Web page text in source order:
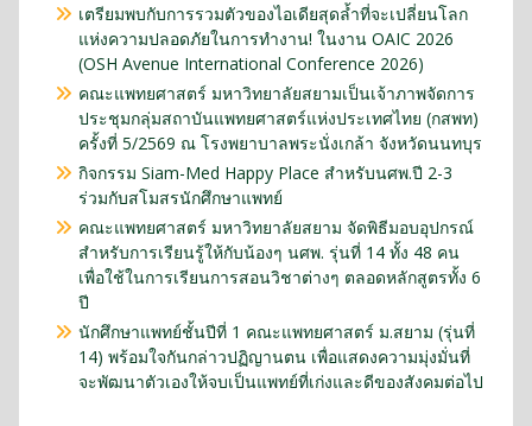
เตรียมพบกับการรวมตัวของไอเดียสุดล้ำที่จะเปลี่ยนโลก
แห่งความปลอดภัยในการทำงาน! ในงาน OAIC 2026
(OSH Avenue International Conference 2026)
คณะแพทยศาสตร์ มหาวิทยาลัยสยามเป็นเจ้าภาพจัดการ
ประชุมกลุ่มสถาบันแพทยศาสตร์แห่งประเทศไทย (กสพท)
ครั้งที่ 5/2569 ณ โรงพยาบาลพระนั่งเกล้า จังหวัดนนทบุร
กิจกรรม Siam-Med Happy Place สำหรับนศพ.ปี 2-3
ร่วมกับสโมสรนักศึกษาแพทย์
คณะแพทยศาสตร์ มหาวิทยาลัยสยาม จัดพิธีมอบอุปกรณ์
สำหรับการเรียนรู้ให้กับน้องๆ นศพ. รุ่นที่ 14 ทั้ง 48 คน
เพื่อใช้ในการเรียนการสอนวิชาต่างๆ ตลอดหลักสูตรทั้ง 6
ปี
นักศึกษาแพทย์ชั้นปีที่ 1 คณะแพทยศาสตร์ ม.สยาม (รุ่นที่
14) พร้อมใจกันกล่าวปฏิญานตน เพื่อแสดงความมุ่งมั่นที่
จะพัฒนาตัวเองให้จบเป็นแพทย์ที่เก่งและดีของสังคมต่อไป